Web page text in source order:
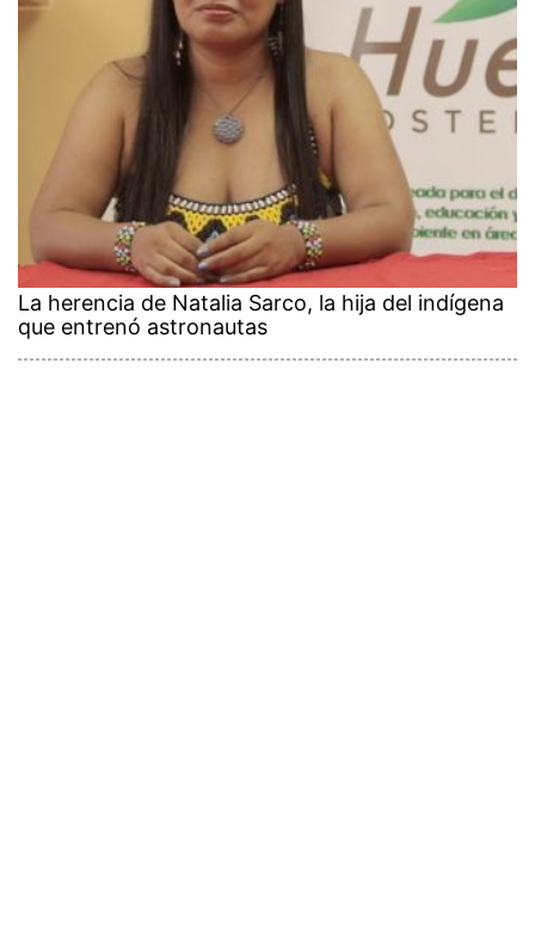
La herencia de Natalia Sarco, la hija del indígena
que entrenó astronautas